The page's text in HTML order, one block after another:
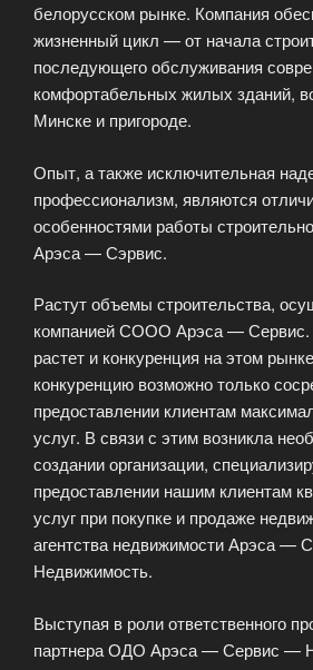
белорусском рынке. Компания
жизненный цикл — от начала
последующего обслуживания
комфортабельных жилых зданий,
Минске и пригороде.
Опыт, а также исключительная
профессионализм, являются
особенностями работы
Арэса — Сэрвис.
Растут объемы строительства,
компанией СООО Арэса — Сервис.
растет и конкуренция на этом
конкуренцию возможно только
предоставлении клиентам
услуг. В связи с этим возникла
создании организации,
предоставлении нашим клиентам
услуг при покупке и продаже
агентства недвижимости Арэса —
Недвижимость.
Выступая в роли ответственного
партнера ОДО Арэса — Сервис —